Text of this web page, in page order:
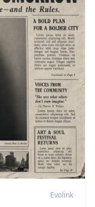
Evolink